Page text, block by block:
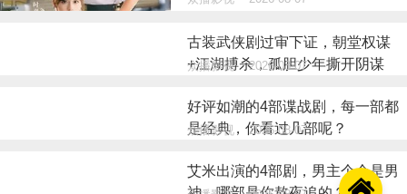
古装武侠剧过审下证，朝堂权谋
+江湖搏杀，孤胆少年撕开阴谋
众播影视 2026-08-07
好评如潮的4部谍战剧，每一部都
是经典，你看过几部呢？
众播影视 2026-08-07
艾米出演的4部剧，男主个个是男